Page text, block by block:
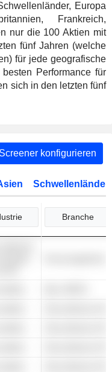
Europa
Frankreich,
nur die 100 Aktien mit
fünf Jahren (welche
für jede geografische
Performance für
sich in den letzten fünf
konfigurieren
Schwellenländer
Branche